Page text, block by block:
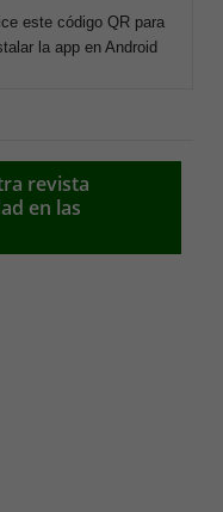
este código QR para
la app en Android
revista
en las